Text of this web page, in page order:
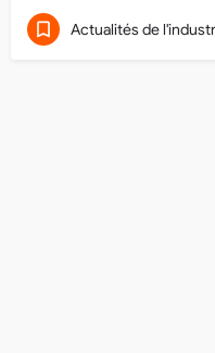
Actualités de